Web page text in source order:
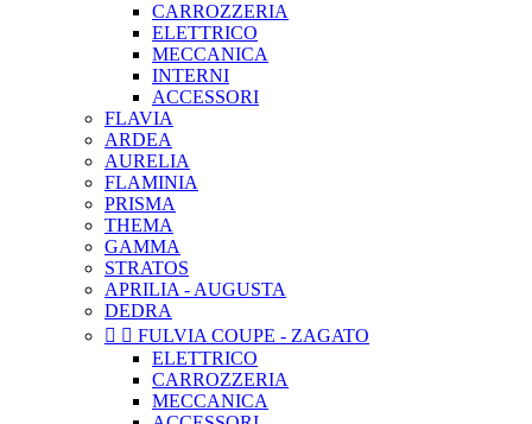
CARROZZERIA
ELETTRICO
MECCANICA
INTERNI
ACCESSORI
FLAVIA
ARDEA
AURELIA
FLAMINIA
PRISMA
THEMA
GAMMA
STRATOS
APRILIA - AUGUSTA
DEDRA
  FULVIA COUPE - ZAGATO
ELETTRICO
CARROZZERIA
MECCANICA